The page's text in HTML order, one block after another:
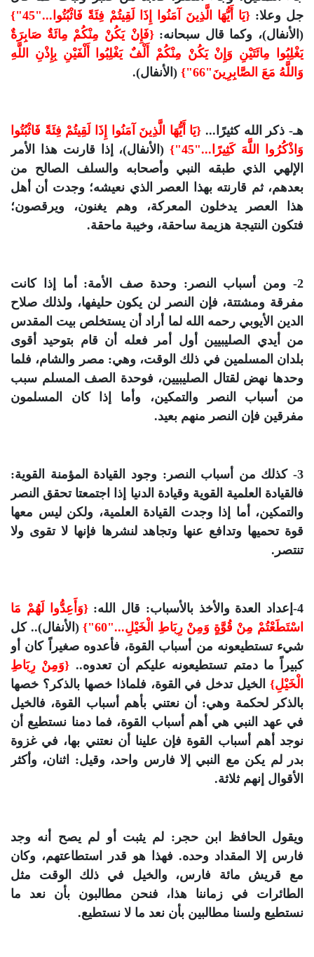
جل وعلا: {يَا أَيُّهَا الَّذِينَ آمَنُوا إِذَا لَقِيتُمْ فِئَةً فَاثْبُتُوا..."45"}
(الأنفال)، وكما قال سبحانه:{فَإِنْ يَكُنْ مِنْكُمْ مِائَةٌ صَابِرَةٌ
يَغْلِبُوا مِائَتَيْنِ وَإِنْ يَكُنْ مِنْكُمْ أَلْفٌ يَغْلِبُوا أَلْفَيْنِ بِإِذْنِ اللَّهِ
وَاللَّهُ مَعَ الصَّابِرِينَ"66"}
(الأنفال).
هـ- ذكر الله كثيرًا... {يَا أَيُّهَا الَّذِينَ آمَنُوا إِذَا لَقِيتُمْ فِئَةً فَاثْبُتُوا
وَاذْكُرُوا اللَّهَ كَثِيرًا..."45"}
(الأنفال)، إذا قارنت هذا الأمر
الإلهي الذي طبقه النبي وأصحابه والسلف الصالح من
بعدهم، ثم قارنته بهذا العصر الذي نعيشه؛ وجدت أن أهل
هذا العصر يدخلون المعركة، وهم يغنون، ويرقصون؛
فتكون النتيجة هزيمة ساحقة، وخيبة ماحقة.
2- ومن أسباب النصر: وحدة صف الأمة: أما إذا كانت
مفرقة ومشتتة، فإن النصر لن يكون حليفها، ولذلك صلاح
الدين الأيوبي رحمه الله لما أراد أن يستخلص بيت المقدس
من أيدي الصليبيين أول أمر فعله أن قام بتوحيد أقوى
بلدان المسلمين في ذلك الوقت، وهي: مصر والشام، فلما
وحدها نهض لقتال الصليبيين، فوحدة الصف المسلم سبب
من أسباب النصر والتمكين، وأما إذا كان المسلمون
مفرقين فإن النصر منهم بعيد.
3- كذلك من أسباب النصر: وجود القيادة المؤمنة القوية:
فالقيادة العلمية القوية وقيادة الدنيا إذا اجتمعتا تحقق النصر
والتمكين، أما إذا وجدت القيادة العلمية، ولكن ليس معها
قوة تحميها وتدافع عنها وتجاهد لنشرها فإنها لا تقوى ولا
تنتصر.
4-إعداد العدة والأخذ بالأسباب: قال الله:
{وَأَعِدُّوا لَهُمْ مَا
اسْتَطَعْتُمْ مِنْ قُوَّةٍ وَمِنْ رِبَاطِ الْخَيْلِ..."60"}
(الأنفال).. كل
شيء تستطيعونه من أسباب القوة، فأعدوه صغيراً كان أو
كبيراً ما دمتم تستطيعونه عليكم أن تعدوه.. {وَمِنْ رِبَاطِ
الْخَيْلِ} الخيل تدخل في القوة، فلماذا خصها بالذكر؟ خصها
بالذكر لحكمة وهي: أن نعتني بأهم أسباب القوة، فالخيل
في عهد النبي هي أهم أسباب القوة، فما دمنا نستطيع أن
نوجد أهم أسباب القوة فإن علينا أن نعتني بها، في غزوة
بدر لم يكن مع النبي إلا فارس واحد، وقيل: اثنان، وأكثر
الأقوال إنهم ثلاثة.
ويقول الحافظ ابن حجر: لم يثبت أو لم يصح أنه وجد
فارس إلا المقداد وحده. فهذا هو قدر استطاعتهم، وكان
مع قريش مائة فارس، والخيل في ذلك الوقت مثل
الطائرات في زماننا هذا، فنحن مطالبون بأن نعد ما
نستطيع ولسنا مطالبين بأن نعد ما لا نستطيع.